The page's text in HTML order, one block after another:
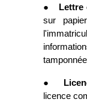
● Lettre
sur
●
licence